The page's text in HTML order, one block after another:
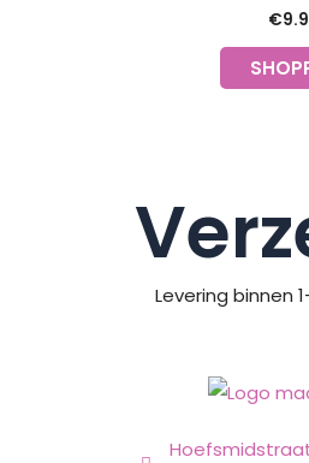
€
Levering binnen